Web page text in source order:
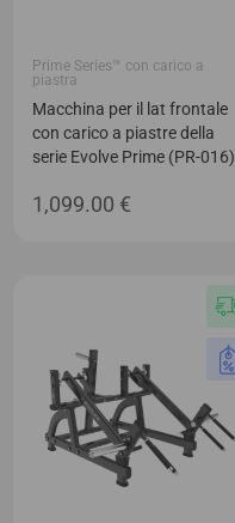
Prime Series™ con carico a
piastra
Macchina per il lat frontale
con carico a piastre della
serie Evolve Prime (PR-016)
1,099.00 €